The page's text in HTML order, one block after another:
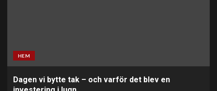
HEM
Dagen vi bytte tak – och varför det blev en